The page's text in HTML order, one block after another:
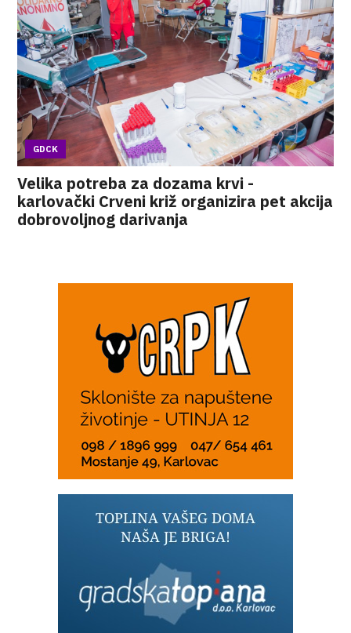
GDCK
Velika potreba za dozama krvi -
karlovački Crveni križ organizira pet akcija
dobrovoljnog darivanja